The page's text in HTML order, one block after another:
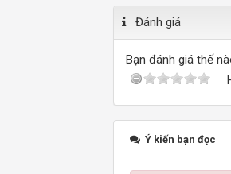
Đánh giá
Bạn đánh giá thế
Ý kiến bạn đọc